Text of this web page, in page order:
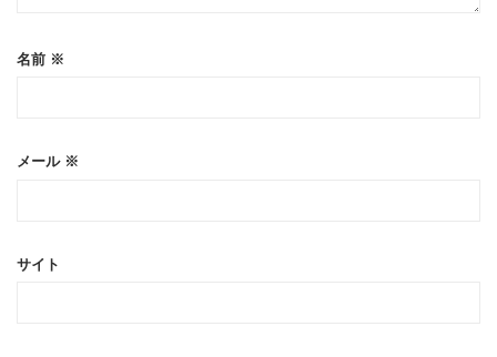
名前 ※
メール ※
サイト